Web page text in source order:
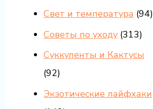
Свет и температура (94)
Советы по уходу (313)
Суккуленты и Кактусы
(92)
Экзотические лайфхаки